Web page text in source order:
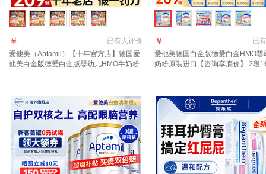
已有人评价
￥
爱他美（Aptamil）【十年官方店】德国爱
他美白金版德爱白金版婴幼儿HMO牛奶粉
已有
￥
爱他美德国白金版德爱白金HMO婴
奶粉原装进口【咨询享底价】 2段1